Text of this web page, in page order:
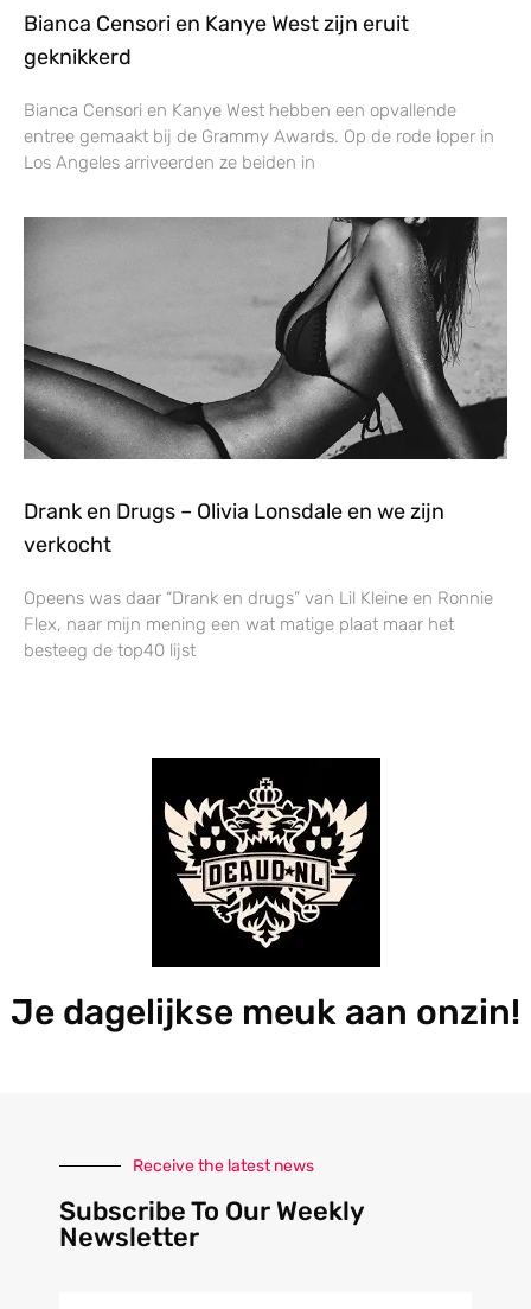
Bianca Censori en Kanye West zijn eruit
geknikkerd
Bianca Censori en Kanye West hebben een opvallende
entree gemaakt bij de Grammy Awards. Op de rode loper in
Los Angeles arriveerden ze beiden in
Drank en Drugs – Olivia Lonsdale en we zijn
verkocht
Opeens was daar “Drank en drugs” van Lil Kleine en Ronnie
Flex, naar mijn mening een wat matige plaat maar het
besteeg de top40 lijst
Je dagelijkse meuk aan onzin!
Receive the latest news
Subscribe To Our Weekly
Newsletter